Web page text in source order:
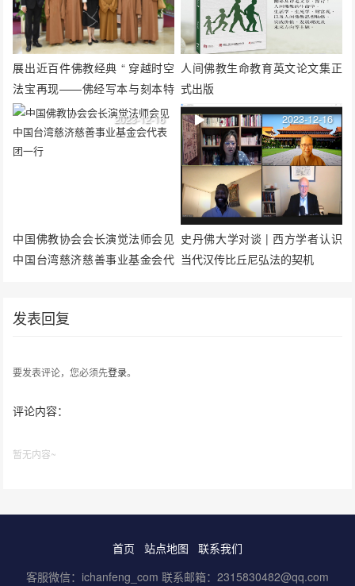
展出近百件佛教经典 “ 穿越时空
法宝再现——佛经写本与刻本特
展 ”记者会召开
人间佛教生命教育英文论文集正
式出版
中国佛教协会会长演觉法师会见
中国台湾慈济慈善事业基金会代
2023-12-16
史丹佛大学对谈 | 西方学者认识
当代汉传比丘尼弘法的契机
2023-12-16
发表回复
要发表评论，您必须先登录。
评论内容：
暂无内容~
首页 站点地图
联系我们
客服微信：ichanfeng_com 联系邮箱：2315830482@qq.com